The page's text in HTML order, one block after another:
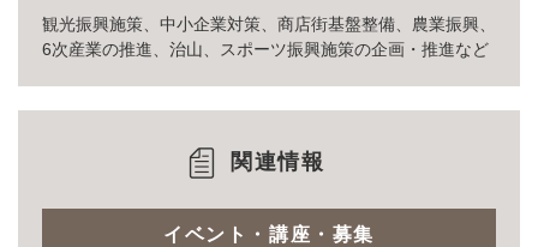
観光振興施策、中小企業対策、商店街基盤整備、農業振興、
6次産業の推進、治山、スポーツ振興施策の企画・推進など
関連情報
イベント・講座・募集